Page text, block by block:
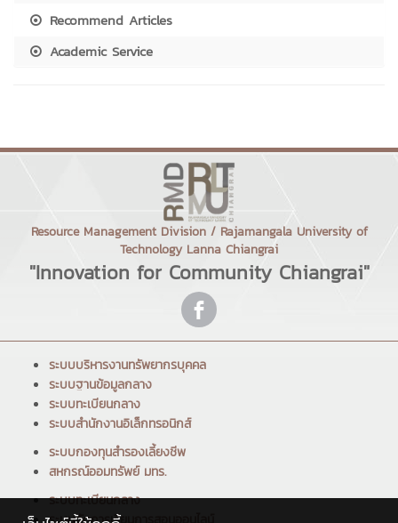
Recommend Articles
Academic Service
Resource Management Division / Rajamangala University of
Technology Lanna Chiangrai
"Innovation for Community Chiangrai"
ระบบบริหารงานทรัพยากรบุคคล
ระบบฐานข้อมูลกลาง
ระบบทะเบียนกลาง
ระบบสำนักงานอิเล็กทรอนิกส์
ระบบกองทุนสำรองเลี้ยงชีพ
สหกรณ์ออมทรัพย์ มทร.
ระบบทะเบียนกลาง